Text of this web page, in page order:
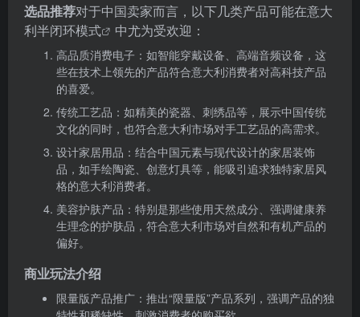
选品推荐对于中国卖家而言，以下几类产品可能在意大
利半闭环模式
中尤为受欢迎：
高品质消费电子：如智能穿戴设备、高端音频设备，这
些在技术上领先的产品符合意大利消费者对高科技产品
的喜爱。
传统工艺品：如精美的瓷器、刺绣品等，展示中国传统
文化的同时，也符合意大利市场对手工艺品的高需求。
设计家居用品：结合中国元素与现代设计的家居装饰
品，如手绘陶瓷、创意灯具等，能吸引追求独特家居风
格的意大利消费者。
美容护肤产品：特别是那些使用天然成分、强调健康养
生理念的护肤品，符合意大利市场对自然和有机产品的
偏好。
商业玩法介绍
限量版产品推广：推出“限量版”产品系列，强调产品的独